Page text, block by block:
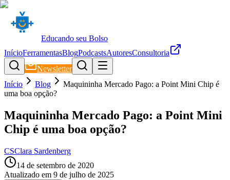
Educando seu Bolso
InícioFerramentasBlogPodcastsAutoresConsultoria
Newsletter
Início
Blog
Maquininha Mercado Pago: a Point Mini Chip é
uma boa opção?
Maquininha Mercado Pago: a Point Mini
Chip é uma boa opção?
CSClara Sardenberg
14 de setembro de 2020
Atualizado em 9 de julho de 2025